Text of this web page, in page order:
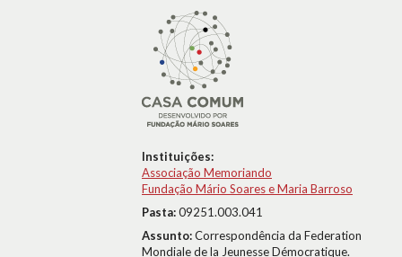
Instituições:
Associação Memoriando
Fundação Mário Soares e Maria Barroso
Pasta:09251.003.041
Assunto:Correspondência da Federation
Mondiale de la Jeunesse Démocratique.